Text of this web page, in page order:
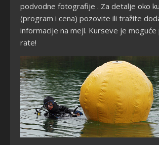
podvodne fotografije . Za detalje oko
(program i cena) pozovite ili tražite
informacije na mejl. Kurseve je moguće
rate!